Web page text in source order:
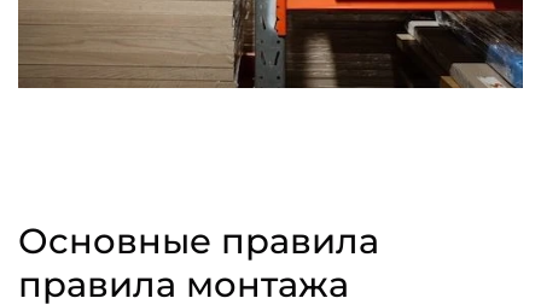
Основные правила
правила монтажа